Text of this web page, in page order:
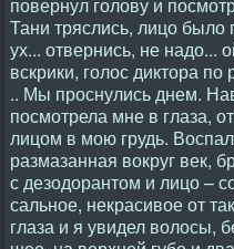
Тани тряслись, лицо было
ух... отвернись, не надо...
вскрики, голос диктора
.. Мы проснулись днем.
посмотрела мне в глаза,
лицом в мою грудь.
размазанная вокруг век,
с дезодорантом и лицо –
сальное, некрасивое от
глаза и я увидел волосы,